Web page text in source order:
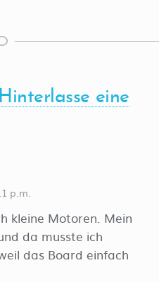
Hinterlasse eine
p.m.
kleine Motoren. Mein
da musste ich
das Board einfach